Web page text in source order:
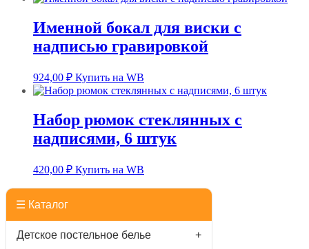
Именной бокал для виски с
надписью гравировкой
924,00 ₽ Купить на WB
Набор рюмок стеклянных с
надписями, 6 штук
420,00 ₽ Купить на WB
☰ Каталог
Детское постельное белье +